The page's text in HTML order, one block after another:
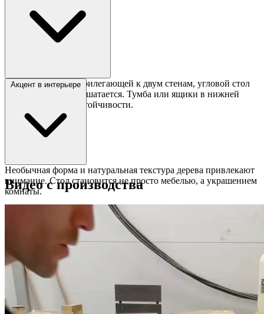
Благодаря форме, прилегающей к двум стенам, угловой стол
стоит надёжно и не шатается. Тумба или ящики в нижней
части добавляют устойчивости.
Акцент в интерьере
Необычная форма и натуральная текстура дерева привлекают
внимание. Стол становится не просто мебелью, а украшением
комнаты.
Видео с производства